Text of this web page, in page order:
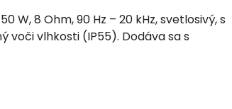
W, 8 Ohm, 90 Hz – 20 kHz, svetlosivý, s
voči vlhkosti (IP55). Dodáva sa s